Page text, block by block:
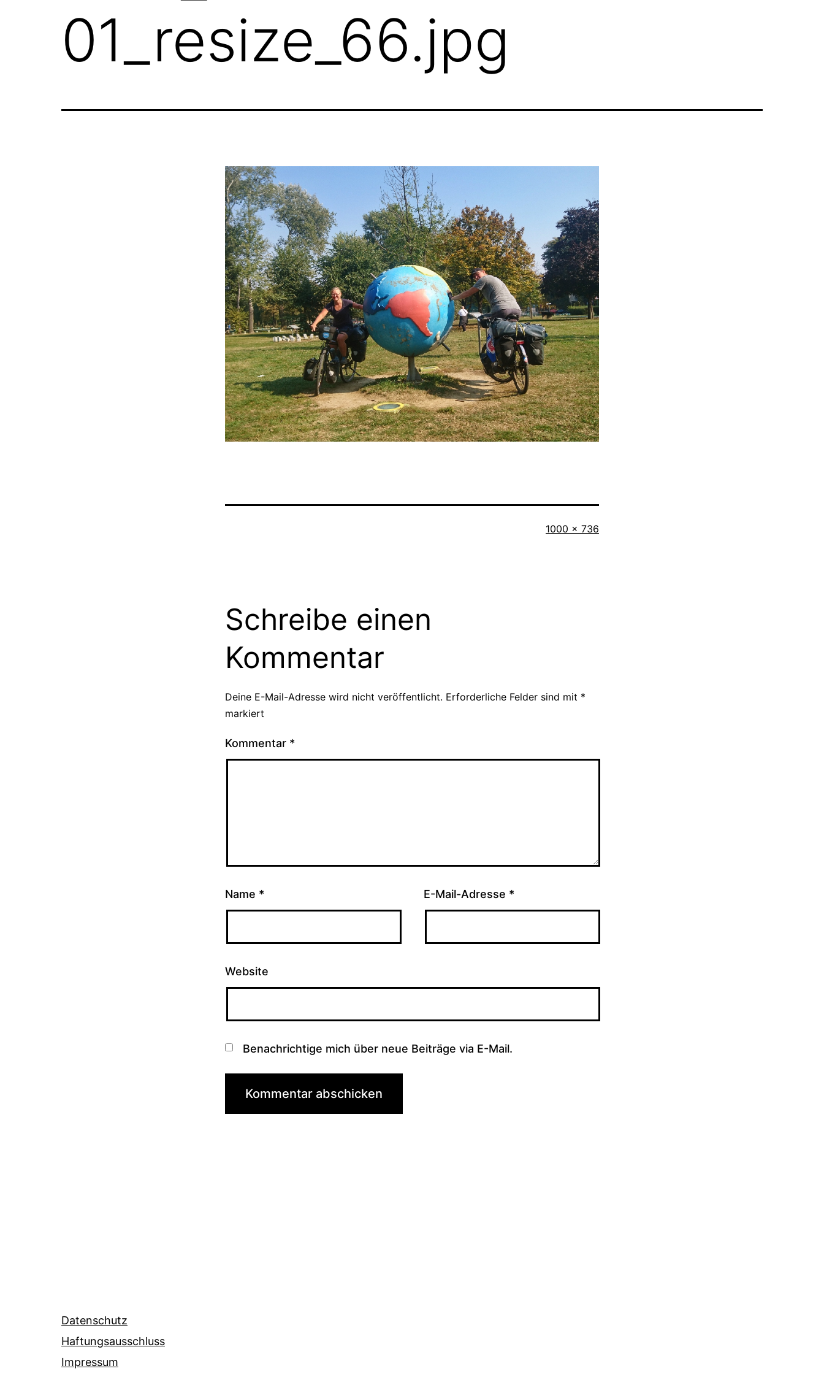
01_resize_66.jpg
Originalgröße
1000 × 736
Schreibe einen
Kommentar
Deine E-Mail-Adresse wird nicht veröffentlicht. Erforderliche Felder sind mit *
markiert
Kommentar *
Name * E-Mail-Adresse *
Website
Benachrichtige mich über neue Beiträge via E-Mail.
Datenschutz
Haftungsausschluss
Impressum